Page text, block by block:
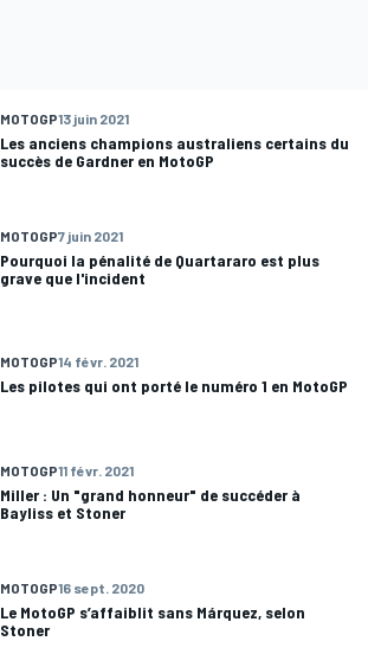
MOTOGP13 juin 2021
Les anciens champions australiens certains du
succès de Gardner en MotoGP
MOTOGP7 juin 2021
Pourquoi la pénalité de Quartararo est plus
grave que l'incident
MOTOGP14 févr. 2021
Les pilotes qui ont porté le numéro 1 en MotoGP
MOTOGP11 févr. 2021
Miller : Un "grand honneur" de succéder à
Bayliss et Stoner
MOTOGP16 sept. 2020
Le MotoGP s’affaiblit sans Márquez, selon
Stoner